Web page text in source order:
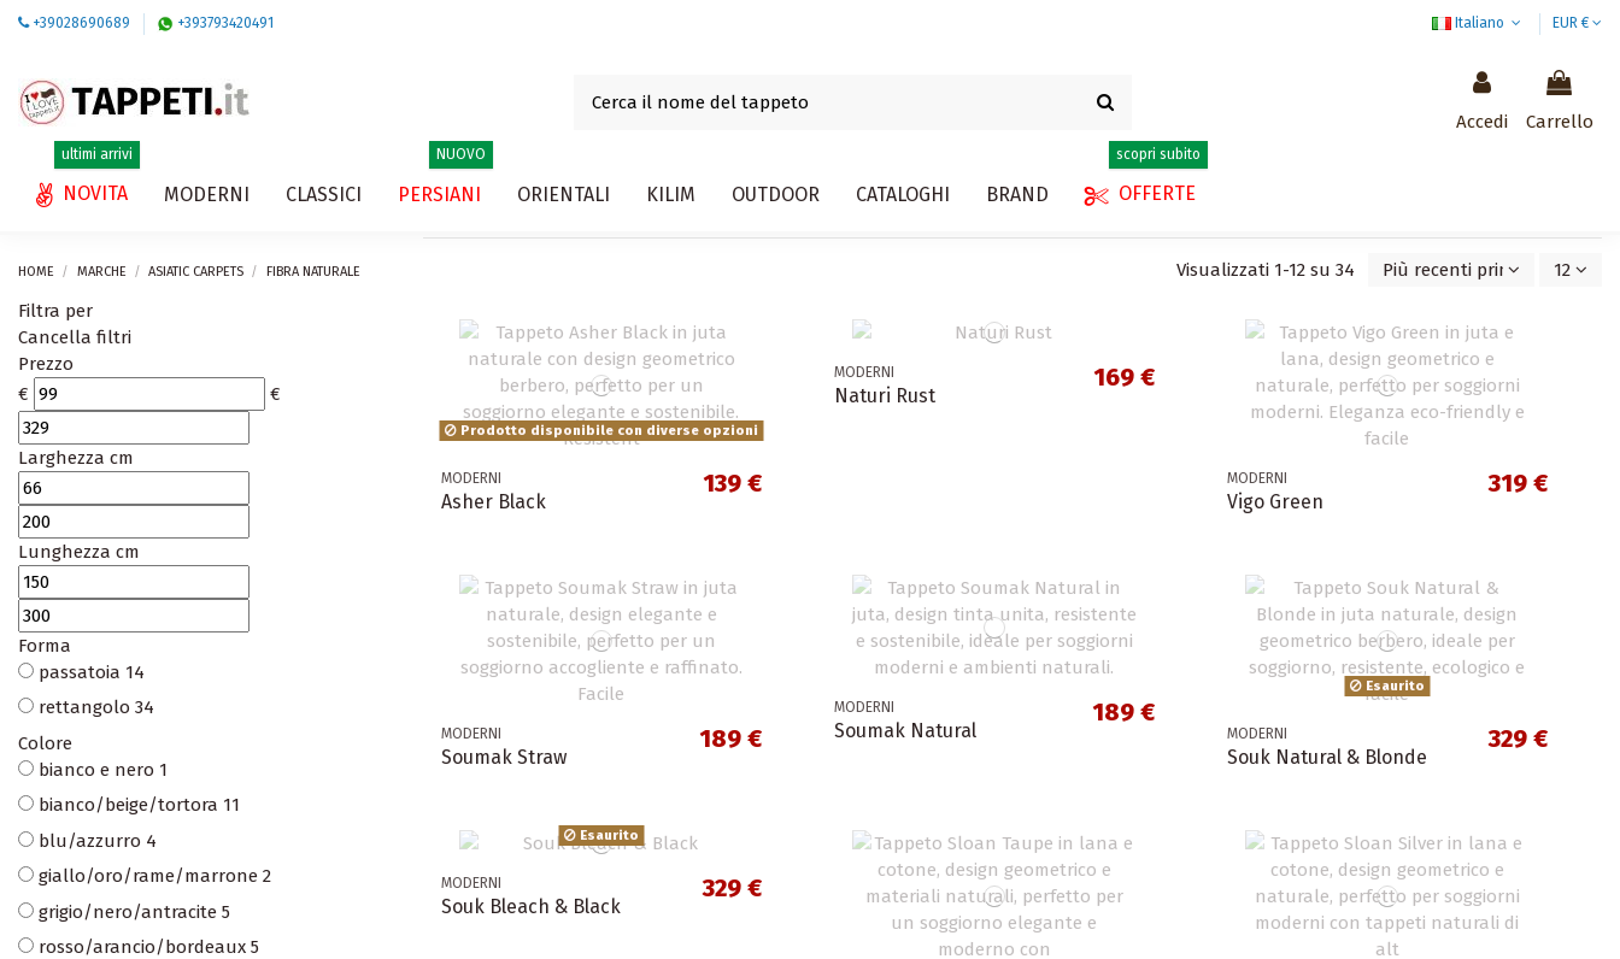
+39028690689 +393793420491 Italiano EUR €
Accedi Carrello
NOVITA
ultimi arrivi
MODERNI CLASSICI PERSIANI
NUOVO
ORIENTALI KILIM OUTDOOR CATALOGHI BRAND OFFERTE
scopri subito
HOME MARCHE ASIATIC CARPETS FIBRA NATURALE Visualizzati 1-12 su 34 Più recenti prima 12
Prodotto disponibile con diverse opzioni
MODERNI
Asher Black
139 €
MODERNI
Naturi Rust
169 €
MODERNI
Vigo Green
319 €
MODERNI
Soumak Straw
189 €
MODERNI
Soumak Natural
189 €
Esaurito
MODERNI
Souk Natural & Blonde
329 €
Esaurito
MODERNI
Souk Bleach & Black
329 €
Filtra per
Cancella filtri
Prezzo
€
€
Larghezza cm
Lunghezza cm
Forma
passatoia 14
rettangolo 34
Colore
bianco e nero 1
bianco/beige/tortora 11
blu/azzurro 4
giallo/oro/rame/marrone 2
grigio/nero/antracite 5
rosso/arancio/bordeaux 5